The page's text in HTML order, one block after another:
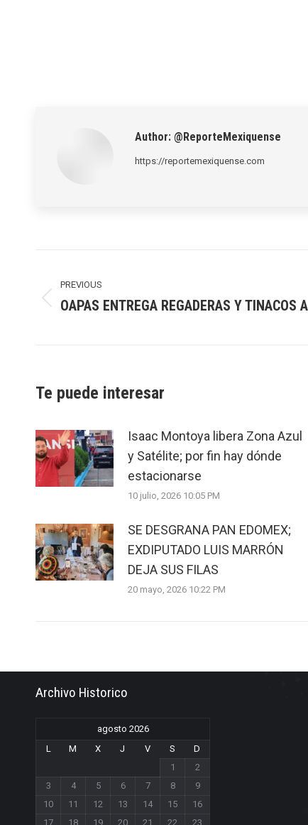
Author: @ReporteMexiquense
https://reportemexiquense.com
navigation
PREVIOUS
Previous
OAPAS ENTREGA REGADERAS Y TINACOS
Te puede interesar
Isaac Montoya libera Zona Azul
y Satélite; por fin hay dónde
estacionarse
10 julio, 2026 10:05 PM
SE DESGRANA PAN EDOMEX;
EXDIPUTADO LUIS MARRÓN
DEJA SUS FILAS
20 mayo, 2026 10:22 PM
Archivo Historico
agosto 2026
L
M X J V S
D
1
2
3
4 5 6 7 8
9
10
11 12 13 14 15
16
17
18 19 20 21 22 23